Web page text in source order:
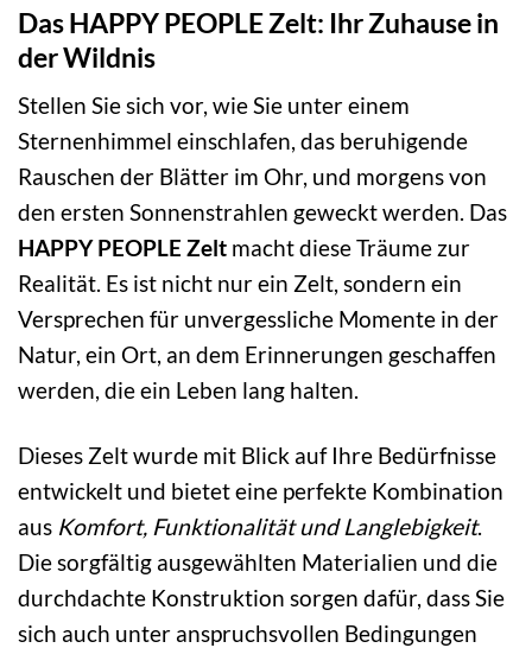
Das HAPPY PEOPLE Zelt: Ihr Zuhause in
der Wildnis
Stellen Sie sich vor, wie Sie unter einem
Sternenhimmel einschlafen, das beruhigende
Rauschen der Blätter im Ohr, und morgens von
den ersten Sonnenstrahlen geweckt werden. Das
HAPPY PEOPLE Zelt macht diese Träume zur
Realität. Es ist nicht nur ein Zelt, sondern ein
Versprechen für unvergessliche Momente in der
Natur, ein Ort, an dem Erinnerungen geschaffen
werden, die ein Leben lang halten.
Dieses Zelt wurde mit Blick auf Ihre Bedürfnisse
entwickelt und bietet eine perfekte Kombination
aus Komfort, Funktionalität und Langlebigkeit.
Die sorgfältig ausgewählten Materialien und die
durchdachte Konstruktion sorgen dafür, dass Sie
sich auch unter anspruchsvollen Bedingungen